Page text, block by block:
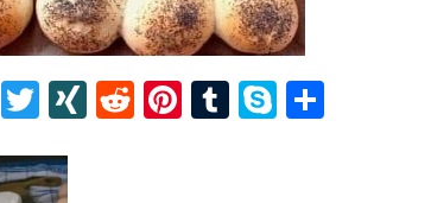
Facebook
Twitter
XINGReddit
Pinterest
Tumblr
Skype